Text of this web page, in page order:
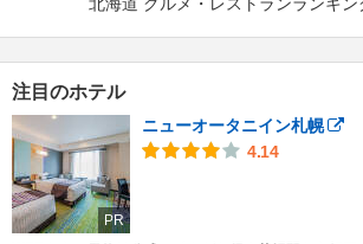
注目のホテル
PR
ニューオータニイン札幌
4.14